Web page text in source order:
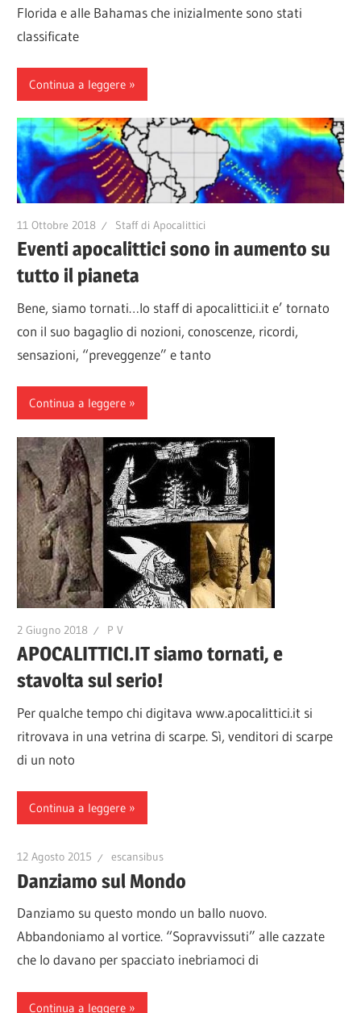
Florida e alle Bahamas che inizialmente sono stati
classificate
Continua a leggere
11 Ottobre 2018 Staff di Apocalittici
Eventi apocalittici sono in aumento su
tutto il pianeta
Bene, siamo tornati…lo staff di apocalittici.it e’ tornato
con il suo bagaglio di nozioni, conoscenze, ricordi,
sensazioni, “preveggenze” e tanto
Continua a leggere
2 Giugno 2018 P V
APOCALITTICI.IT siamo tornati, e
stavolta sul serio!
Per qualche tempo chi digitava www.apocalittici.it si
ritrovava in una vetrina di scarpe. Sì, venditori di scarpe
di un noto
Continua a leggere
12 Agosto 2015 escansibus
Danziamo sul Mondo
Danziamo su questo mondo un ballo nuovo.
Abbandoniamo al vortice. “Sopravvissuti” alle cazzate
che lo davano per spacciato inebriamoci di
Continua a leggere